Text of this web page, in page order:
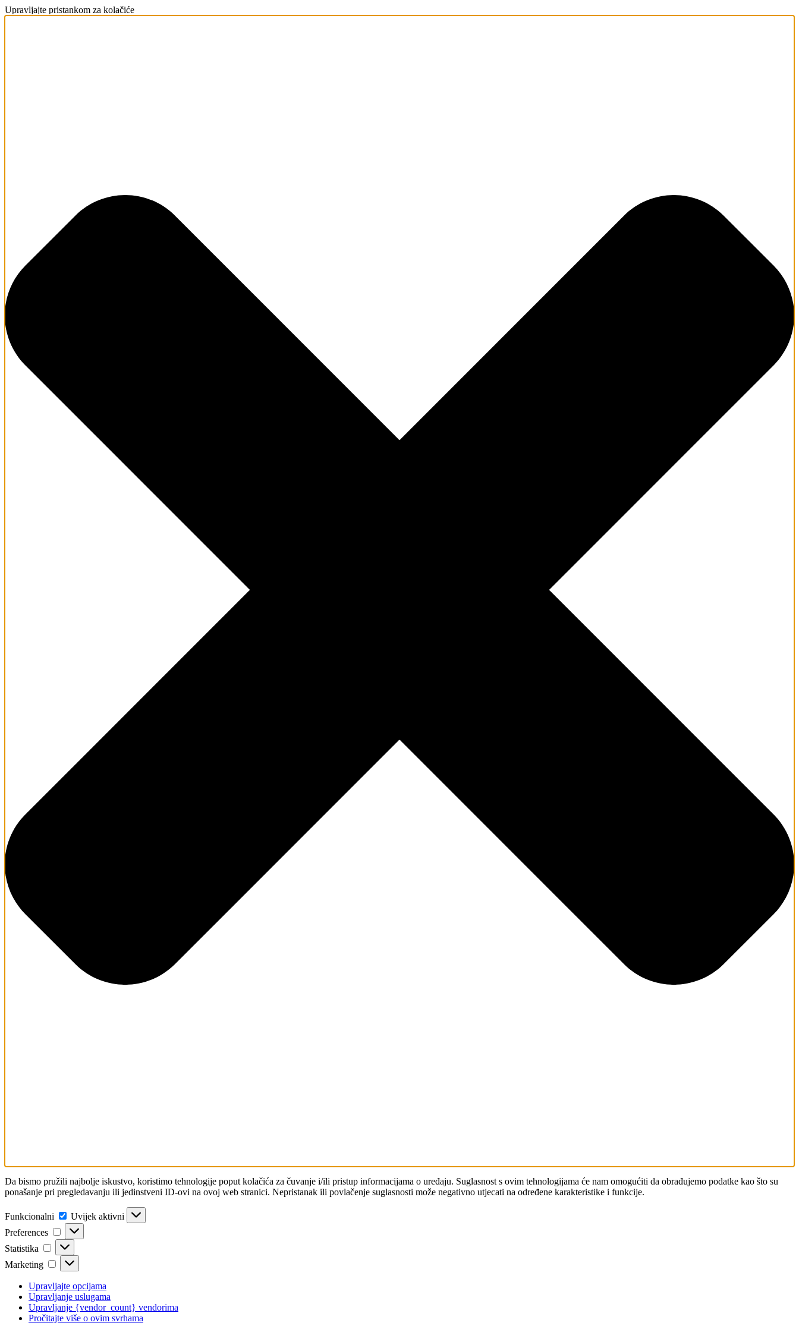
Upravljajte pristankom za kolačiće
Da bismo pružili najbolje iskustvo, koristimo tehnologije poput kolačića za čuvanje i/ili pristup informacijama o uređaju. Suglasnost s ovim tehnologijama će nam omogućiti da obrađujemo podatke kao što su
ponašanje pri pregledavanju ili jedinstveni ID-ovi na ovoj web stranici. Nepristanak ili povlačenje suglasnosti može negativno utjecati na određene karakteristike i funkcije.
Funkcionalni Funkcionalni
Uvijek aktivni
Preferences
Preferences
Statistika Statistika
Marketing Marketing
Upravljajte opcijama
Upravljanje uslugama
Upravljanje {vendor_count} vendorima
Pročitajte više o ovim svrhama